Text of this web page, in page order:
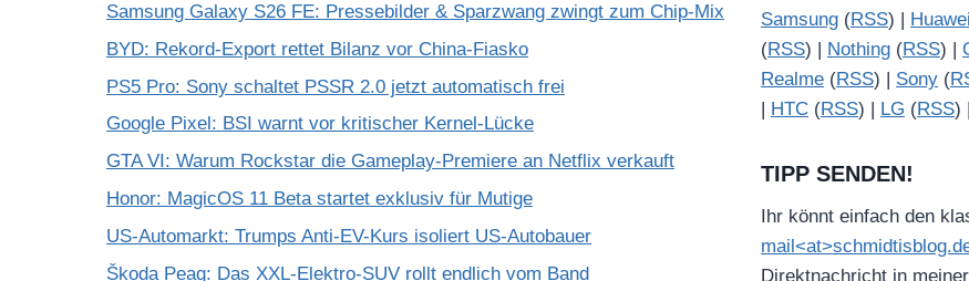
Samsung Galaxy S26 FE: Pressebilder & Sparzwang zwingt zum Chip-Mix
BYD: Rekord-Export rettet Bilanz vor China-Fiasko
PS5 Pro: Sony schaltet PSSR 2.0 jetzt automatisch frei
Google Pixel: BSI warnt vor kritischer Kernel-Lücke
GTA VI: Warum Rockstar die Gameplay-Premiere an Netflix verkauft
Honor: MagicOS 11 Beta startet exklusiv für Mutige
US-Automarkt: Trumps Anti-EV-Kurs isoliert US-Autobauer
Škoda Peaq: Das XXL-Elektro-SUV rollt endlich vom Band
Samsung (RSS) | Huawei
(RSS) | Nothing (RSS) |
Realme (RSS) | Sony (
| HTC (RSS) | LG (RSS) |
TIPP SENDEN!
Ihr könnt einfach den
Direktnachricht in meiner